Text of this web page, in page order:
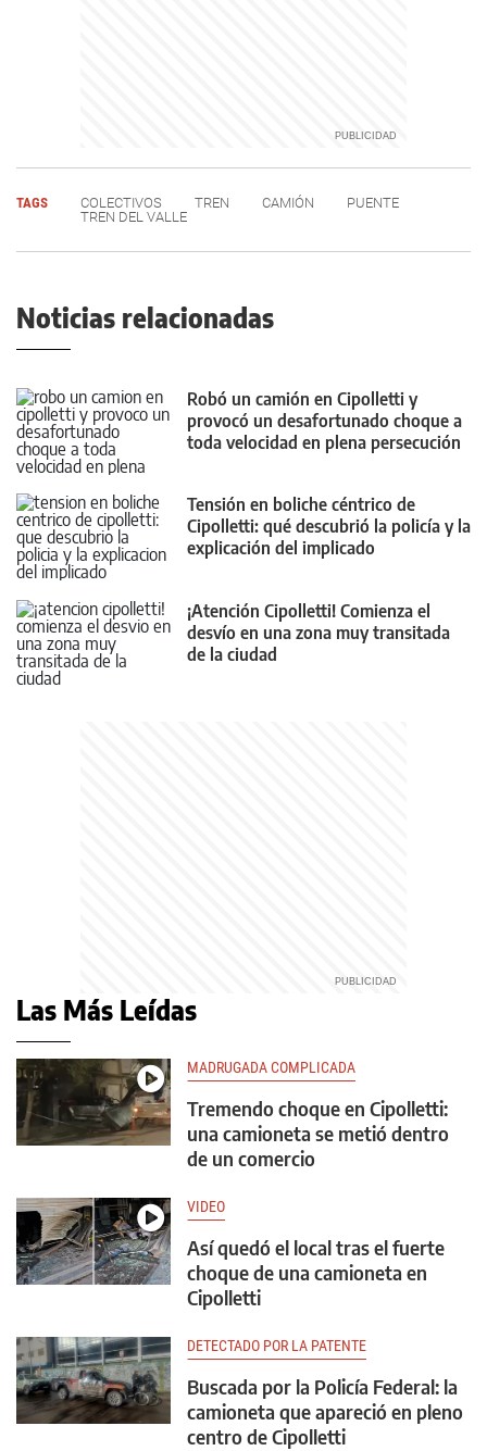
TAGS COLECTIVOS TREN CAMIÓN
PUENTE
TREN DEL VALLE
Noticias relacionadas
Robó un camión en Cipolletti y
provocó un desafortunado choque a
toda velocidad en plena persecución
Tensión en boliche céntrico de
Cipolletti: qué descubrió la policía y la
explicación del implicado
¡Atención Cipolletti! Comienza el
desvío en una zona muy transitada
de la ciudad
Las Más Leídas
MADRUGADA COMPLICADA
Tremendo choque en Cipolletti:
una camioneta se metió dentro
de un comercio
VIDEO
Así quedó el local tras el fuerte
choque de una camioneta en
Cipolletti
DETECTADO POR LA PATENTE
Buscada por la Policía Federal: la
camioneta que apareció en pleno
centro de Cipolletti